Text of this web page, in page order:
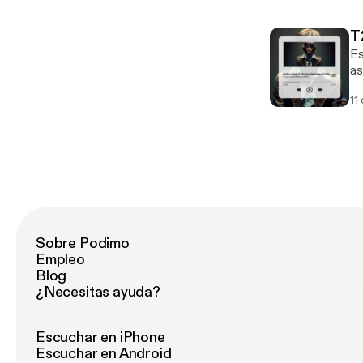
Sobre Podimo
Empleo
Blog
¿Necesitas ayuda?
Escuchar en iPhone
Escuchar en Android